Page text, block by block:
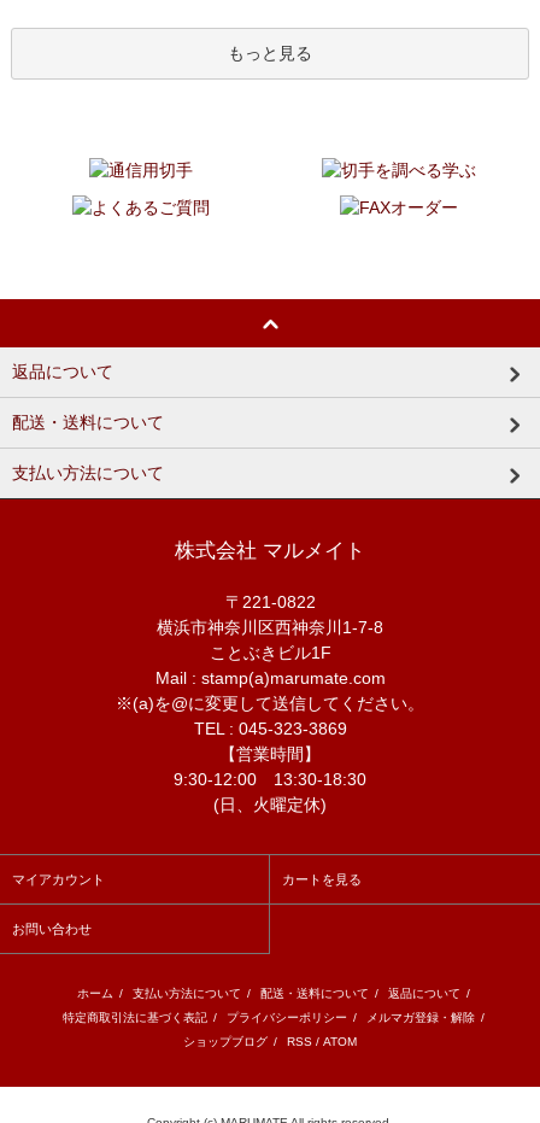
もっと見る
返品について
配送・送料について
支払い方法について
株式会社 マルメイト
〒221-0822
横浜市神奈川区西神奈川1-7-8
ことぶきビル1F
Mail : stamp(a)marumate.com
※(a)を@に変更して送信してください。
TEL : 045-323-3869
【営業時間】
9:30-12:00 13:30-18:30
(日、火曜定休)
マイアカウント カートを見る
お問い合わせ
ホーム / 支払い方法について / 配送・送料について / 返品について /
特定商取引法に基づく表記 / プライバシーポリシー / メルマガ登録・解除 /
ショップブログ / RSS / ATOM